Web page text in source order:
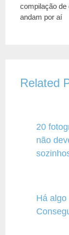
compilação de
andam por aí
Related
20
não
Há algo